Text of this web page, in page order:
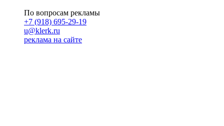
По вопросам рекламы
+7 (918) 695-29-19
u@klerk.ru
реклама на сайте